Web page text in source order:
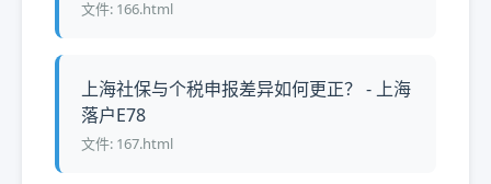
文件: 166.html
上海社保与个税申报差异如何更正？ - 上海
落户E78
文件: 167.html